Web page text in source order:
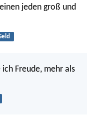
jeden groß und
ich Freude, mehr als